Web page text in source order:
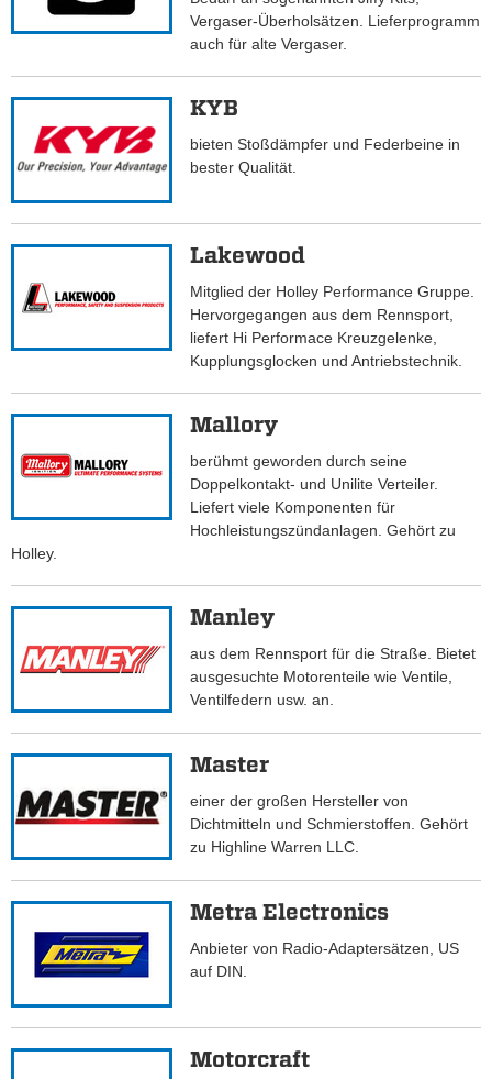
Vergaser-Überholsätzen. Lieferprogramm
auch für alte Vergaser.
KYB
bieten Stoßdämpfer und Federbeine in
bester Qualität.
Lakewood
Mitglied der Holley Performance Gruppe.
Hervorgegangen aus dem Rennsport,
liefert Hi Performace Kreuzgelenke,
Kupplungsglocken und Antriebstechnik.
Mallory
berühmt geworden durch seine
Doppelkontakt- und Unilite Verteiler.
Liefert viele Komponenten für
Hochleistungszündanlagen. Gehört zu
Holley.
Manley
aus dem Rennsport für die Straße. Bietet
ausgesuchte Motorenteile wie Ventile,
Ventilfedern usw. an.
Master
einer der großen Hersteller von
Dichtmitteln und Schmierstoffen. Gehört
zu Highline Warren LLC.
Metra Electronics
Anbieter von Radio-Adaptersätzen, US
auf DIN.
Motorcraft